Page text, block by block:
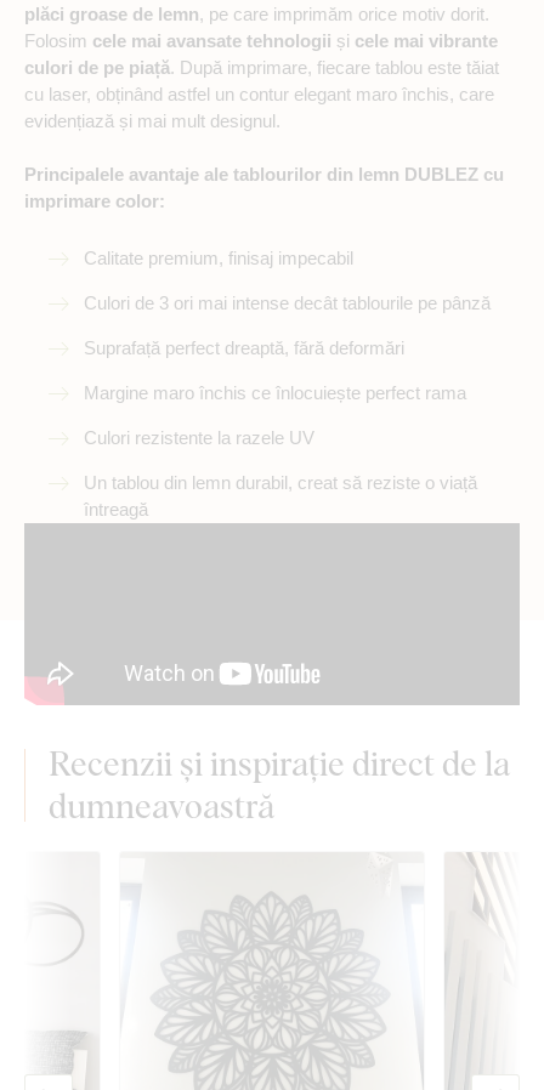
plăci groase de lemn, pe care imprimăm orice motiv dorit.
Folosim cele mai avansate tehnologii și cele mai vibrante
culori de pe piață. După imprimare, fiecare tablou este tăiat
cu laser, obținând astfel un contur elegant maro închis, care
evidențiază și mai mult designul.
Principalele avantaje ale tablourilor din lemn DUBLEZ cu
imprimare color:
Calitate premium, finisaj impecabil
Culori de 3 ori mai intense decât tablourile pe pânză
Suprafață perfect dreaptă, fără deformări
Margine maro închis ce înlocuiește perfect rama
Culori rezistente la razele UV
Un tablou din lemn durabil, creat să reziste o viață
întreagă
Recenzii și inspirație direct de la
dumneavoastră